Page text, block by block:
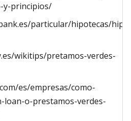
y-principios/
particular/hipotecas/
wikitips/pretamos-verdes-
es/empresas/como-
o-prestamos-verdes-